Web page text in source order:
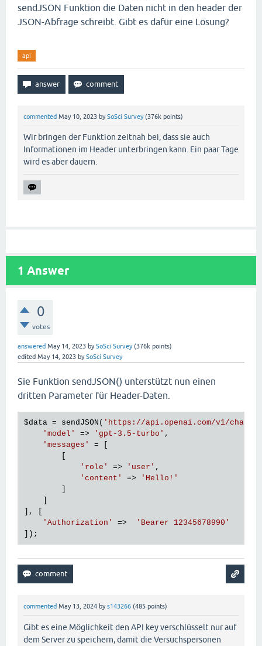
sendJSON Funktion die Daten nicht in den header der
JSON-Abfrage schreibt. Gibt es dafür eine Lösung?
api
commented May 10, 2023 bySoSci Survey (376k points)
Wir bringen der Funktion zeitnah bei, dass sie auch
Informationen im Header unterbringen kann. Ein paar Tage
wird es aber dauern.
1 Answer
0
votes
answered May 14, 2023 bySoSci Survey (376k points)
edited May 14, 2023 bySoSci Survey
Sie Funktion sendJSON() unterstützt nun einen
dritten Parameter für Header-Daten.
$data = sendJSON( 'https://api.openai.com/v1/chat/
'model'
=> 'gpt-3.5-turbo' ,
'messages'
= [
'role'
=> 'user' ,
'content'
=>
'Hello!'
], [
'Authorization'
=>
'Bearer 12345678990'
commented May 13, 2024 bys143266 (485 points)
Gibt es eine Möglichkeit den API key verschlüsselt nur auf
dem Server zu speichern, damit die Versuchspersonen